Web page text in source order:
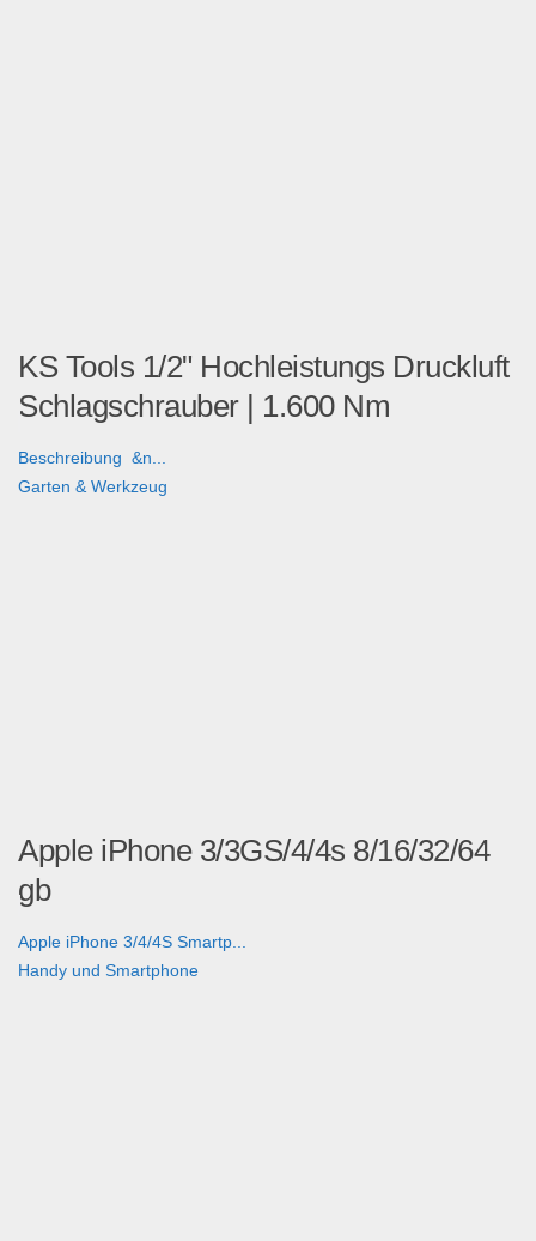
KS Tools 1/2" Hochleistungs Druckluft
Schlagschrauber | 1.600 Nm
Beschreibung &n...
Garten & Werkzeug
Apple iPhone 3/3GS/4/4s 8/16/32/64
gb
Apple iPhone 3/4/4S Smartp...
Handy und Smartphone